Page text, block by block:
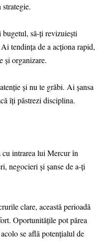
să-ți revizuiești
tendința de a acționa rapid,
și organizare.
și nu te grăbi. Ai șansa
îți păstrezi disciplina.
cu intrarea lui Mercur în
negocieri și șanse de a-ți
clare, această perioadă
Oportunitățile pot părea
se află potențialul de